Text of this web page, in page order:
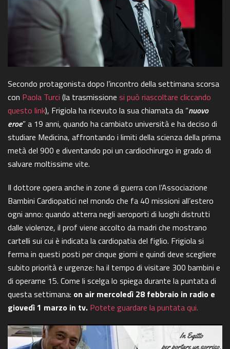
Secondo protagonista dopo l’incontro della settimana scorsa
con Paola Turci (la trasmissione si può riascoltare cliccando
questo link), Frigiola ha ricevuto la sua chiamata da “nuovo
eroe” a 19 anni, quando ha cambiato università e ha deciso di
studiare Medicina, affrontando i limiti della scienza della prima
metà del 900 e diventando poi un cardiochirurgo in grado di
salvare moltissime vite.
Il dottore opera anche in zone di guerra con l’Associazione
Bambini Cardiopatici nel mondo che fa 40 missioni all’estero
ogni anno: quando atterra negli aeroporti di luoghi distrutti
dalle violenze, il prof viene accolto da madri che mostrano
cartelli sui cui è indicata la cardiopatia del figlio. Frigiola si
ferma in questi posti per cinque giorni e quindi deve scegliere
subito priorità e urgenze: ha il tempo di visitare 300 bambini e
di operarne 15. Come li scelga lo spiega durante la puntata di
questa settimana: on air mercoledì 28 febbraio in radio e
giovedì 1 marzo in tv. Potete guardare la puntata qui.